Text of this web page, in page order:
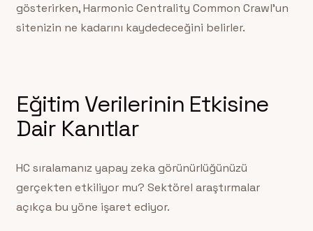
gösterirken, Harmonic Centrality Common Crawl’un
sitenizin ne kadarını kaydedeceğini belirler.
Eğitim Verilerinin Etkisine
Dair Kanıtlar
HC sıralamanız yapay zeka görünürlüğünüzü
gerçekten etkiliyor mu? Sektörel araştırmalar
açıkça bu yöne işaret ediyor.